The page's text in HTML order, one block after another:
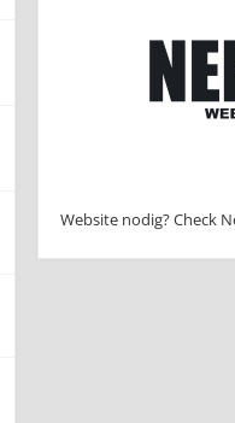
Website nodig? Check